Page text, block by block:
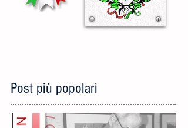
Post più popolari